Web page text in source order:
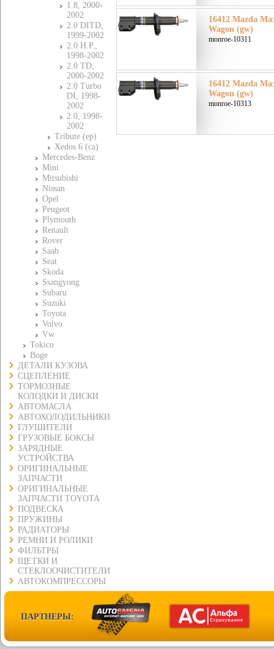
1.8, 2000-
2002
2.0 DITD,
1999-2002
2.0 H.P.,
1998-2002
2.0 TD,
2000-2002
2.0 Turbo
DI, 1998-
2002
2.0, 1998-
2002
Tribute (ep)
Xedos 6 (ca)
Mercedes-Benz
Mini
Mitsubishi
Nissan
Opel
Peugeot
Plymouth
Renault
Rover
Saab
Seat
Skoda
Ssangyong
Subaru
Suzuki
Toyota
Volvo
Vw
Tokico
Boge
ДЕТАЛИ КУЗОВА
СЦЕПЛЕНИЕ
ТОРМОЗНЫЕ
КОЛОДКИ И ДИСКИ
АВТОМАСЛА
АВТОХОЛОДИЛЬНИКИ
ГЛУШИТЕЛИ
ГРУЗОВЫЕ БОКСЫ
ЗАРЯДНЫЕ
УСТРОЙСТВА
ОРИГИНАЛЬНЫЕ
ЗАПЧАСТИ
ОРИГИНАЛЬНЫЕ
ЗАПЧАСТИ TOYOTA
ПОДВЕСКА
ПРУЖИНЫ
РАДИАТОРЫ
РЕМНИ И РОЛИКИ
ФИЛЬТРЫ
ЩЕТКИ И
СТЕКЛООЧИСТИТЕЛИ
АВТОКОМПРЕССОРЫ
16412 Mazda
Wagon (gw)
monroe-10311
16412 Mazda
Wagon (gw)
monroe-10313
ПАРТНЕРЫ: